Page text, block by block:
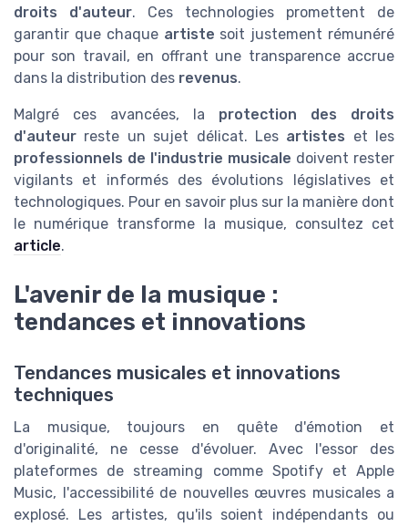
droits d'auteur. Ces technologies promettent de
garantir que chaque artiste soit justement rémunéré
pour son travail, en offrant une transparence accrue
dans la distribution des revenus.
Malgré ces avancées, la protection des droits
d'auteur reste un sujet délicat. Les artistes et les
professionnels de l'industrie musicale doivent rester
vigilants et informés des évolutions législatives et
technologiques. Pour en savoir plus sur la manière dont
le numérique transforme la musique, consultez cet
article.
L'avenir de la musique :
tendances et innovations
Tendances musicales et innovations
techniques
La musique, toujours en quête d'émotion et
d'originalité, ne cesse d'évoluer. Avec l'essor des
plateformes de streaming comme Spotify et Apple
Music, l'accessibilité de nouvelles œuvres musicales a
explosé. Les artistes, qu'ils soient indépendants ou